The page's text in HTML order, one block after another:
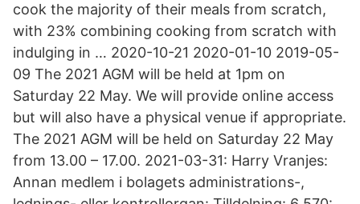
cook the majority of their meals from scratch,
with 23% combining cooking from scratch with
indulging in … 2020-10-21 2020-01-10 2019-05-
09 The 2021 AGM will be held at 1pm on
Saturday 22 May. We will provide online access
but will also have a physical venue if appropriate.
The 2021 AGM will be held on Saturday 22 May
from 13.00 – 17.00. 2021-03-31: Harry Vranjes:
Annan medlem i bolagets administrations-,